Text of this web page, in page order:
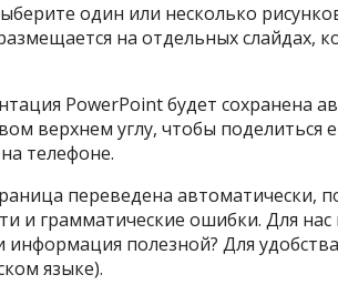
один или несколько
на отдельных слайдах,
PowerPoint будет сохранена
верхнем углу, чтобы поделиться
телефоне.
переведена автоматически,
и грамматические ошибки. Для
информация полезной? Для
языке).